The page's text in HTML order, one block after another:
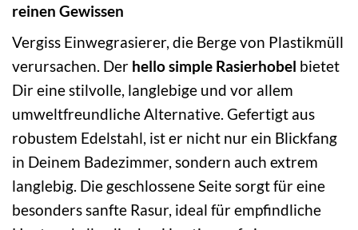
reinen Gewissen
Vergiss Einwegrasierer, die Berge von Plastikmüll
verursachen. Der hello simple Rasierhobel bietet
Dir eine stilvolle, langlebige und vor allem
umweltfreundliche Alternative. Gefertigt aus
robustem Edelstahl, ist er nicht nur ein Blickfang
in Deinem Badezimmer, sondern auch extrem
langlebig. Die geschlossene Seite sorgt für eine
besonders sanfte Rasur, ideal für empfindliche